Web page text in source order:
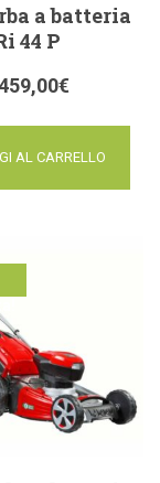
a batteria
44 P
€
AL CARRELLO